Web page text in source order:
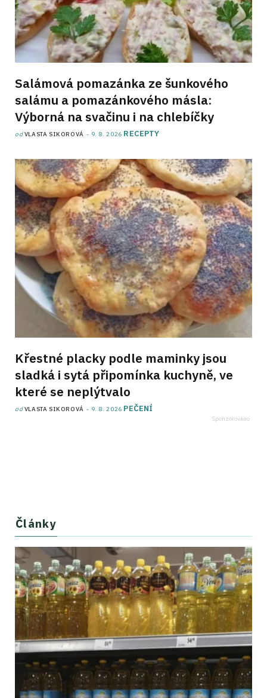
Salámová pomazánka ze šunkového
salámu a pomazánkového másla:
Výborná na svačinu i na chlebíčky
odVLASTA SIKOROVÁ 9. 8. 2026 RECEPTY
Křestné placky podle maminky jsou
sladká i sytá připomínka kuchyně, ve
které se neplýtvalo
odVLASTA SIKOROVÁ 9. 8. 2026 PEČENÍ
Články